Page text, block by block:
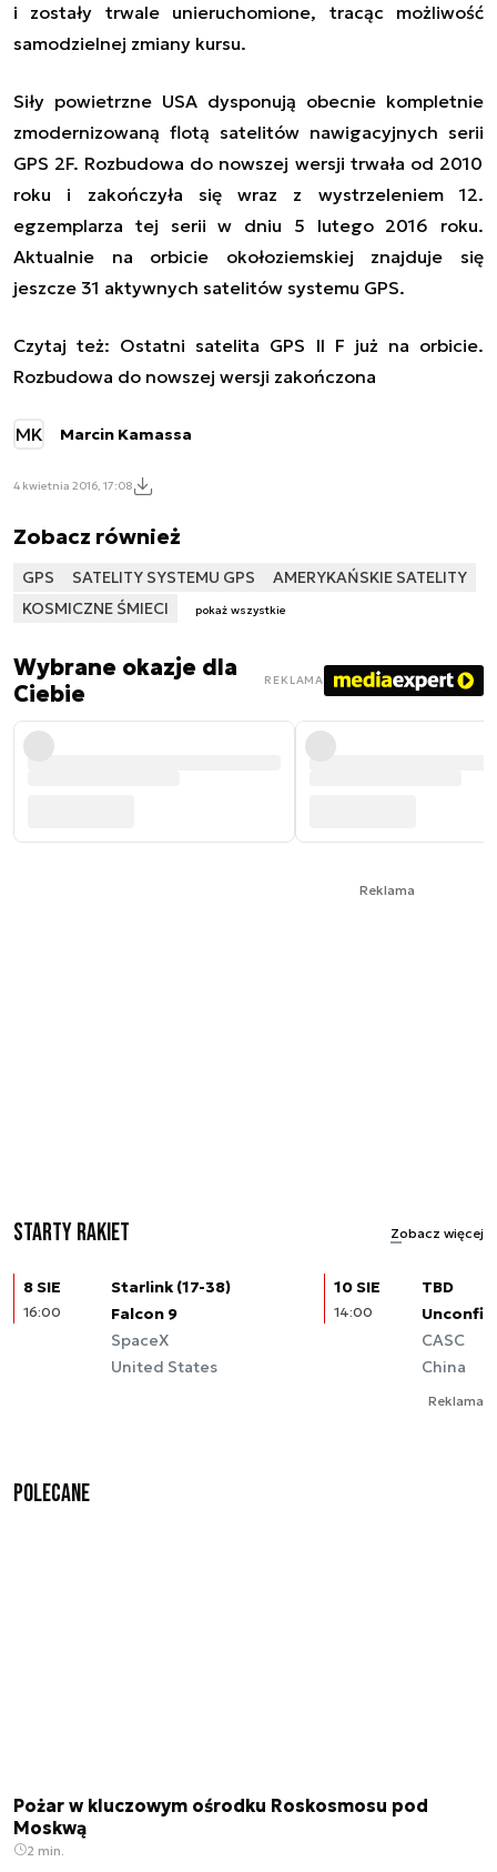
i zostały trwale unieruchomione, tracąc możliwość
samodzielnej zmiany kursu.
Siły powietrzne USA dysponują obecnie kompletnie
zmodernizowaną flotą satelitów nawigacyjnych serii
GPS 2F. Rozbudowa do nowszej wersji trwała od 2010
roku i zakończyła się wraz z wystrzeleniem 12.
egzemplarza tej serii w dniu 5 lutego 2016 roku.
Aktualnie na orbicie okołoziemskiej znajduje się
jeszcze 31 aktywnych satelitów systemu GPS.
Czytaj też: Ostatni satelita GPS II F już na orbicie.
Rozbudowa do nowszej wersji zakończona
MK Marcin Kamassa
4 kwietnia 2016, 17:08
Zobacz również
GPS SATELITY SYSTEMU GPS
AMERYKAŃSKIE SATELITY
KOSMICZNE ŚMIECI
pokaż wszystkie
Wybrane okazje dla
Ciebie
REKLAMA
Reklama
Starty rakiet Zobacz więcej
8 SIE
16:00
Starlink (17-38)
Falcon 9
SpaceX
United States
10 SIE
14:00
TBD
CASC
China
Reklama
Polecane
Pożar w kluczowym ośrodku Roskosmosu pod
Moskwą
2 min.